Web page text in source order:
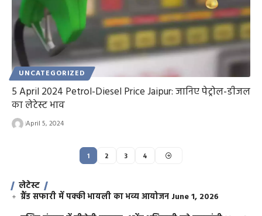
UNCATEGORIZED
5 April 2024 Petrol-Diesel Price Jaipur: जानिए पेट्रोल-डीजल
का लेटेस्ट भाव
April 5, 2024
1 2 3 4
लेटेस्ट
ग्रैंड सफारी में पक्की भायली का भव्य आयोजन June 1, 2026